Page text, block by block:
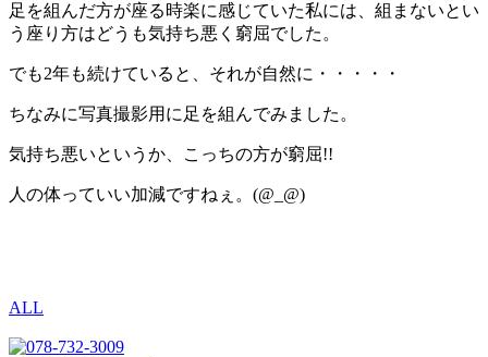
足を組んだ方が座る時楽に感じていた私には、組まないとい
う座り方はどうも気持ち悪く窮屈でした。
でも2年も続けていると、それが自然に・・・・・
ちなみに写真撮影用に足を組んでみました。
気持ち悪いというか、こっちの方が窮屈!!
人の体っていい加減ですねぇ。(@_@)
ALL